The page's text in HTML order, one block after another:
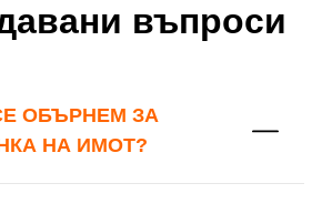
въпроси
ОБЪРНЕМ ЗА
НА ИМОТ?